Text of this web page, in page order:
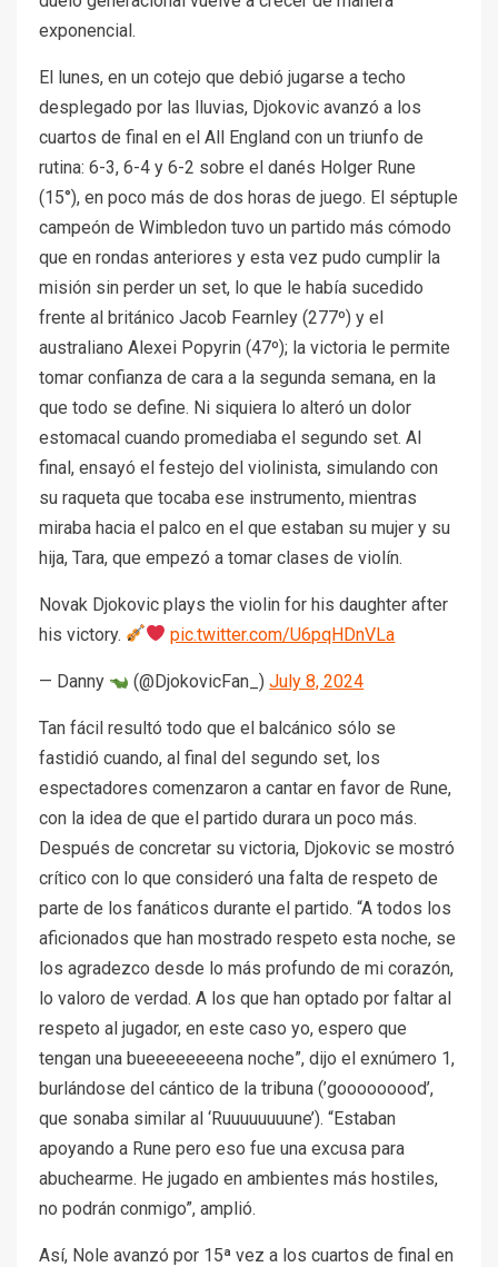
exponencial.
El lunes, en un cotejo que debió jugarse a techo
desplegado por las lluvias, Djokovic avanzó a los
cuartos de final en el All England con un triunfo de
rutina: 6-3, 6-4 y 6-2 sobre el danés Holger Rune
(15°), en poco más de dos horas de juego. El séptuple
campeón de Wimbledon tuvo un partido más cómodo
que en rondas anteriores y esta vez pudo cumplir la
misión sin perder un set, lo que le había sucedido
frente al británico Jacob Fearnley (277º) y el
australiano Alexei Popyrin (47º); la victoria le permite
tomar confianza de cara a la segunda semana, en la
que todo se define. Ni siquiera lo alteró un dolor
estomacal cuando promediaba el segundo set. Al
final, ensayó el festejo del violinista, simulando con
su raqueta que tocaba ese instrumento, mientras
miraba hacia el palco en el que estaban su mujer y su
hija, Tara, que empezó a tomar clases de violín.
Novak Djokovic plays the violin for his daughter after
his victory.
pic.twitter.com/U6pqHDnVLa
— Danny (@DjokovicFan_)July 8, 2024
Tan fácil resultó todo que el balcánico sólo se
fastidió cuando, al final del segundo set, los
espectadores comenzaron a cantar en favor de Rune,
con la idea de que el partido durara un poco más.
Después de concretar su victoria, Djokovic se mostró
crítico con lo que consideró una falta de respeto de
parte de los fanáticos durante el partido. “A todos los
aficionados que han mostrado respeto esta noche, se
los agradezco desde lo más profundo de mi corazón,
lo valoro de verdad. A los que han optado por faltar al
respeto al jugador, en este caso yo, espero que
tengan una bueeeeeeeena noche”, dijo el exnúmero 1,
burlándose del cántico de la tribuna (’gooooooood’,
que sonaba similar al ‘Ruuuuuuuune’). “Estaban
apoyando a Rune pero eso fue una excusa para
abuchearme. He jugado en ambientes más hostiles,
no podrán conmigo”, amplió.
Así, Nole avanzó por 15ª vez a los cuartos de final en